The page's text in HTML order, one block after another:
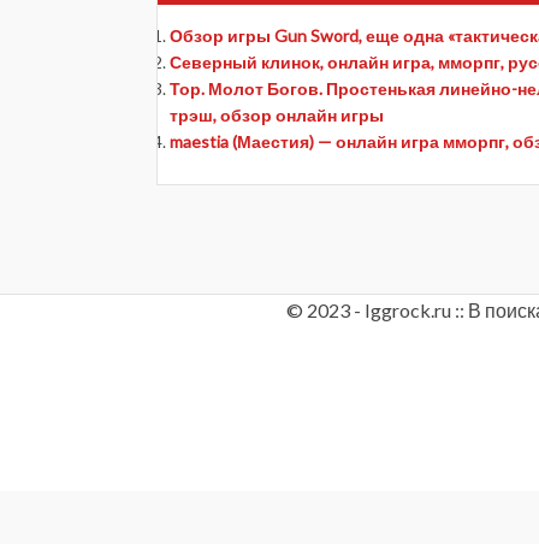
Обзор игры Gun Sword, еще одна
Северный клинок, онлайн игра, мморпг,
Тор. Молот Богов. Простенькая линейно-
трэш, обзор онлайн игры
maestia (Маестия) — онлайн игра мморпг,
© 2023 - Iggrock.ru :: В